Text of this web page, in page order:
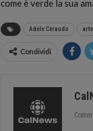
come è verde la sua
Adele Ceraudo arte
Condividi